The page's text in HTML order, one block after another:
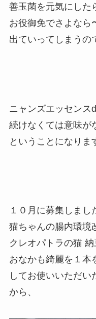
善玉菌を元気にした
お役御免でさよなら
出ていってしまうの
ニャンズエッセンス
続けなくては意味が
ということになりま
１０月に募集しまし
猫ちゃんの腸内環境
クレオパトラの猫
おなかも綺麗を１本
してお使いいただい
から、